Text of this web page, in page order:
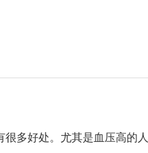
多好处。尤其是血压高的人